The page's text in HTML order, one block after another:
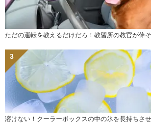
ただの運転を教えるだけだろ！教習所の教官が偉
溶けない！クーラーボックスの中の氷を長持ちさ